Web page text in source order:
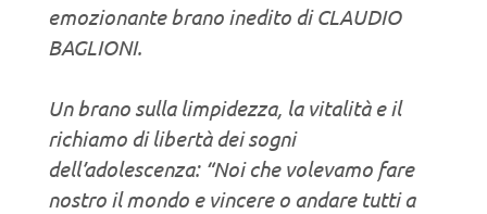
emozionante brano inedito di CLAUDIO
BAGLIONI.
Un brano sulla limpidezza, la vitalità e il
richiamo di libertà dei sogni
dell’adolescenza: “Noi che volevamo fare
nostro il mondo e vincere o andare tutti a